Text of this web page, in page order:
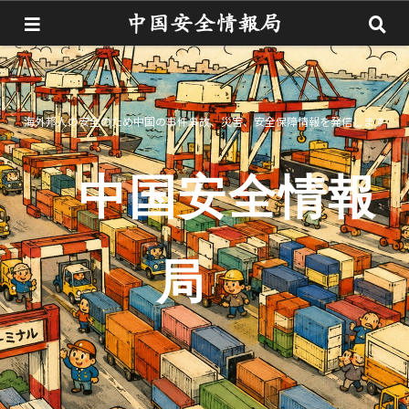
海外邦人の安全のため中国の事件事故、災害、安全保障情報を発信します
中国安全情報
局